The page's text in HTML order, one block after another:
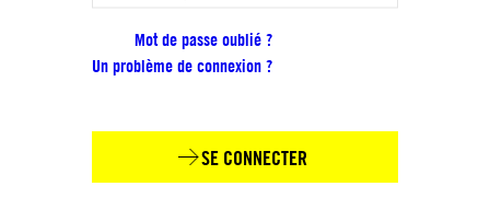
Mot de passe oublié ?
Un problème de connexion ?
SE CONNECTER